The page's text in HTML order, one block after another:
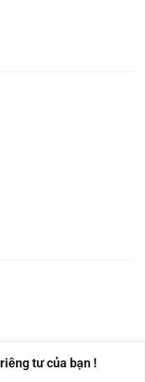
tư của bạn !